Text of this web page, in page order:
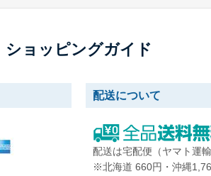
ショッピングガイド
配送について
配送は宅配便（ヤマト運
※北海道 660円・沖縄